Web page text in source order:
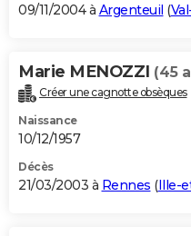
09/11/2004 à Argenteuil (
Marie MENOZZI (45
Créer une cagnotte obsèques
Naissance
10/12/1957
Décès
21/03/2003 à Rennes (Ille-